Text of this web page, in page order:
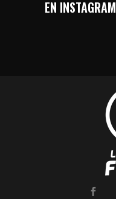
EN INSTAGRAM